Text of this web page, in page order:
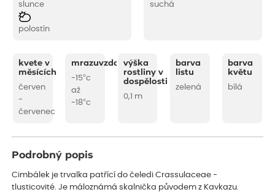
slunce
polostín
suchá
kvete v
měsících
červen
-
červenec
mrazuvzdornost
-15°c
až
-18°c
výška
rostliny v
dospělosti
0,1 m
barva
listu
zelená
barva
květu
bílá
Podrobný popis
Cimbálek je trvalka patřící do čeledi Crassulaceae -
tlusticovité. Je máloznámá skalnička původem z Kavkazu.